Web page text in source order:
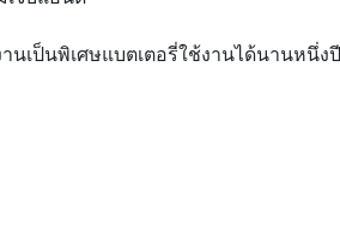
นเป็นพิเศษแบตเตอรี่ใช้งานได้นานหนึ่งปี